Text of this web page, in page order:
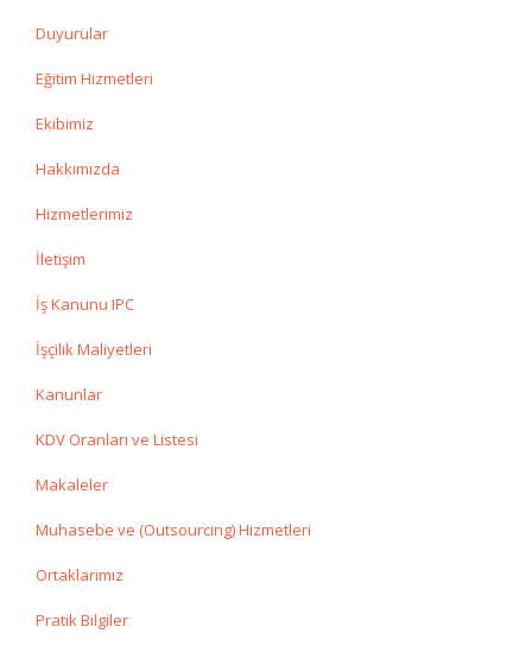
Duyurular
Eğitim Hizmetleri
Ekibimiz
Hakkımızda
Hizmetlerimiz
İletişim
İş Kanunu IPC
İşçilik Maliyetleri
Kanunlar
KDV Oranları ve Listesi
Makaleler
Muhasebe ve (Outsourcing) Hizmetleri
Ortaklarımız
Pratik Bilgiler